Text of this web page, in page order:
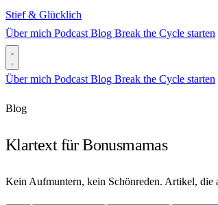
Stief & Glücklich
Über mich Podcast Blog Break the Cycle starten
Über mich Podcast Blog Break the Cycle starten
Blog
Klartextfür Bonusmamas
Kein Aufmuntern, kein Schönreden. Artikel, die